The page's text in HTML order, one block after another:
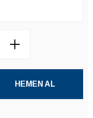
HEMEN AL